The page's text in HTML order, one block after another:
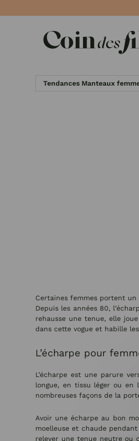
Tendances Manteaux
Certaines femmes portent
Depuis les années 80,
rehausse une tenue, elle
dans cette vogue et habille
L’écharpe pour
L’écharpe est une parure
longue, en tissu léger ou
nombreuses façons de la
Avoir une écharpe au bon
moelleuse et chaude
relever une tenue neutre ou